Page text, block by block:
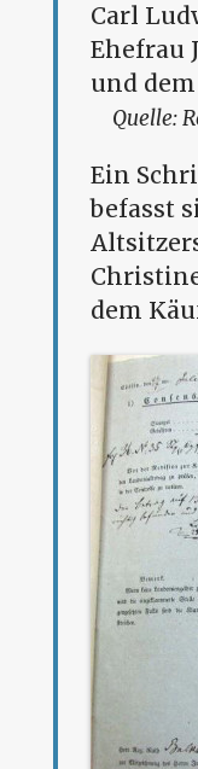
Carl
Ehefrau
und
Ein
befasst
dem